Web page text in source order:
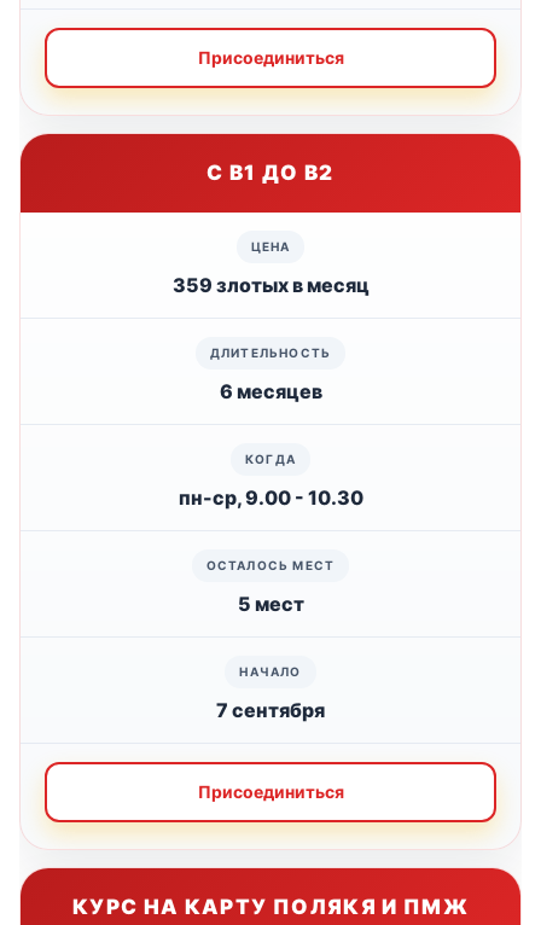
Присоединиться
С B1 ДО B2
359 злотых в месяц
6 месяцев
пн-ср, 9.00 - 10.30
5 мест
7 сентября
Присоединиться
КУРС НА КАРТУ ПОЛЯКЯ И ПМЖ